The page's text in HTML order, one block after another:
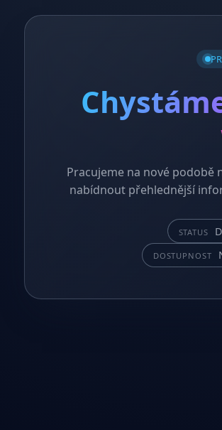
Pracujeme na nové podobě
nabídnout přehlednější
STATUS
DOSTUPNOST